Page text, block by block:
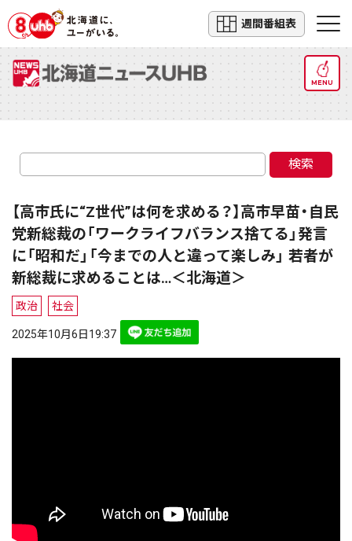
週間番組表
MENU
検索
【高市氏に“Z世代”は何を求める？】高市早苗・自民
党新総裁の「ワークライフバランス捨てる」発言
に「昭和だ」「今までの人と違って楽しみ」 若者が
新総裁に求めることは…＜北海道＞
政治 社会
2025年10月6日19:37